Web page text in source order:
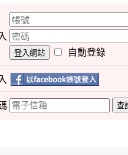
登入網站 自動登錄
查